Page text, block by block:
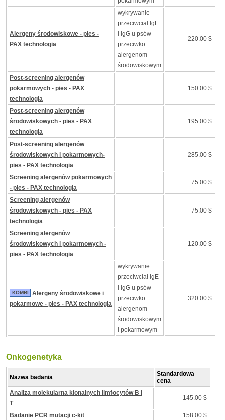
Alergeny środowiskowe - pies -
PAX technologia
wykrywanie
przeciwciał IgE
i IgG u psów
przeciwko
alergenom
środowiskowym
220.00 $
Post-screening alergenów
pokarmowych - pies - PAX
technologia
150.00 $
Post-screening alergenów
środowiskowych - pies - PAX
technologia
195.00 $
Post-screening alergenów
środowiskowych i pokarmowych-
pies - PAX technologia
285.00 $
Screening alergenów pokarmowych
- pies - PAX technologia
75.00 $
Screening alergenów
środowiskowych - pies - PAX
technologia
75.00 $
Screening alergenów
środowiskowych i pokarmowych -
pies - PAX technologia
120.00 $
KOMBI
Alergeny środowiskowe i
pokarmowe - pies - PAX technologia
wykrywanie
przeciwciał IgE
i IgG u psów
przeciwko
alergenom
środowiskowym
i pokarmowym
320.00 $
Onkogenetyka
Nazwa badania
Standardowa
cena
Analiza molekularna klonalnych limfocytów B i
T
145.00 $
Badanie PCR mutacji c-kit 158.00 $